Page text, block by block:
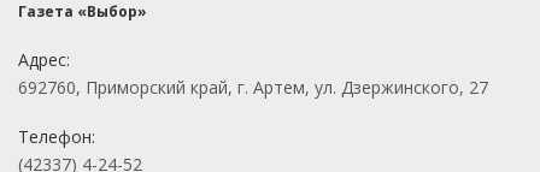
Газета «Выбор»
Адрес:
692760, Приморский край, г. Артем, ул. Дзержинского, 27
Телефон:
(42337) 4-24-52